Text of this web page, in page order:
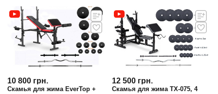
10 800 грн.
Скамья для жима EverTop +
12 500 грн.
Скамья для жима TX-075, 4